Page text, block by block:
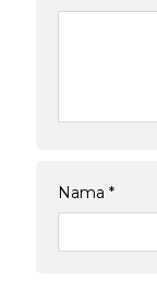
Nama *